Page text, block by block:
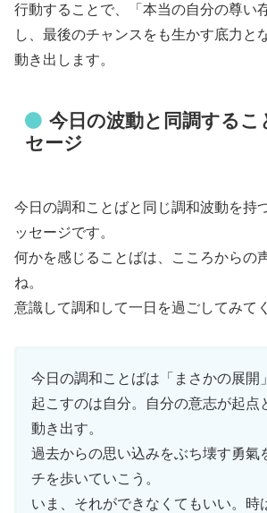
行動することで、「本当の自分の尊い
し、最後のチャンスをも生かす底力と
動き出します。
今日の波動と同調するこ
セージ
今日の調和ことばと同じ調和波動を持
ッセージです。
何かを感じることばは、こころからの
ね。
意識して調和して一日を過ごしてみて
今日の調和ことばは「まさかの展開
起こすのは自分。自分の意志が起点
動き出す。
過去からの思い込みをぶち壊す勇氣
チを歩いていこう。
いま、それができなくてもいい。時